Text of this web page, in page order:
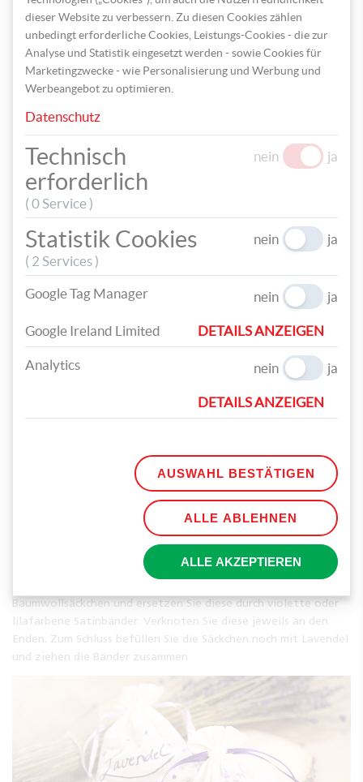
Das Säckchen kann nun mithilfe Ihrer Vorlage verziert werden.
Verzieren Sie die Stängel des Straußes beispielsweise mit
Textilmarker und sticken sie die Blüten mit Stickgarn nach.
Sie können das Säckchen auch mit einem Schriftzug und einigen
locker gestickten, losen Blüten verzieren.
Baumwollsäckchen und ersetzen Sie diese durch violette oder
lilafarbene Satinbänder. Verknoten Sie diese jeweils an den
Enden. Zum Schluss befüllen Sie die Säckchen noch mit Lavendel
und ziehen die Bänder zusammen
dieser Website zu verbessern. Zu diesen Cookies zählen
unbedingt erforderliche Cookies, Leistungs-Cookies - die zur
Analyse und Statistik eingesetzt werden - sowie Cookies für
Marketingzwecke - wie Personalisierung und Werbung und
Werbeangebot zu optimieren.
Datenschutz
Technisch
erforderlich
( 0 Service )
nein ja
Statistik Cookies
( 2 Services )
nein ja
Google Tag Manager nein ja
Google Ireland Limited DETAILS ANZEIGEN
Analytics nein ja
DETAILS ANZEIGEN
AUSWAHL BESTÄTIGEN
ALLE ABLEHNEN
ALLE AKZEPTIEREN